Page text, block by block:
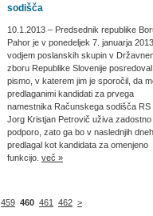
sodišča
10.1.2013 – Predsednik republike
Pahor je v ponedeljek 7. januarja 2013
vodjem poslanskih skupin v
zboru Republike Slovenije posredoval
pismo, v katerem jim je sporočil, da
predlaganimi kandidati za prvega
namestnika Računskega sodišča RS
Jorg Kristjan Petrovič uživa zadostno
podporo, zato ga bo v naslednjih dneh
predlagal kot kandidata za omenjeno
funkcijo. več »
459 460 461 462 >